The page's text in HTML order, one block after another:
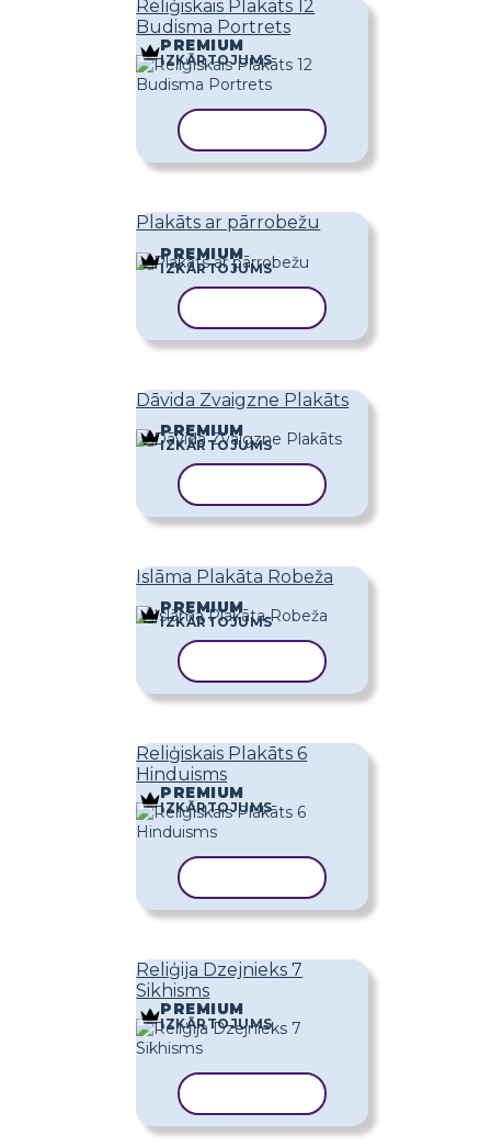
Reliģiskais Plakāts 12
Budisma Portrets
PREMIUM
IZKĀRTOJUMS
Plakāts ar pārrobežu
PREMIUM
IZKĀRTOJUMS
Dāvida Zvaigzne Plakāts
PREMIUM
IZKĀRTOJUMS
Islāma Plakāta Robeža
PREMIUM
IZKĀRTOJUMS
Reliģiskais Plakāts 6
Hinduisms
PREMIUM
IZKĀRTOJUMS
Reliģija Dzejnieks 7
Sikhisms
PREMIUM
IZKĀRTOJUMS